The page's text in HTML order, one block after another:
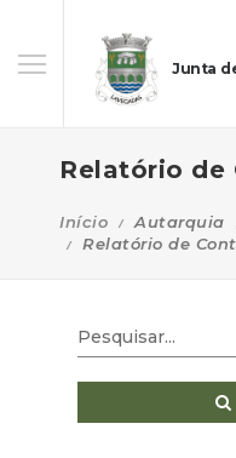
Junta
Relatório de
Início Autarquia
Relatório de